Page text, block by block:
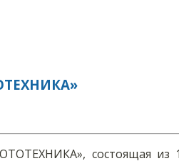
состоящая